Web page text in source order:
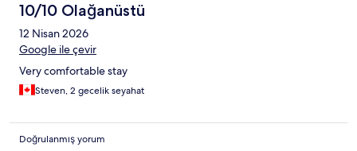
10/10 Olağanüstü
12 Nisan 2026
Google ile çevir
Very comfortable stay
Steven, 2 gecelik seyahat
Doğrulanmış yorum